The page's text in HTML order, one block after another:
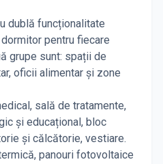
dublă funcționalitate
pentru fiecare
grupe sunt: spații de
oficii alimentar și zone
sală de tratamente,
și educațional, bloc
și călcătorie, vestiare.
panouri fotovoltaice